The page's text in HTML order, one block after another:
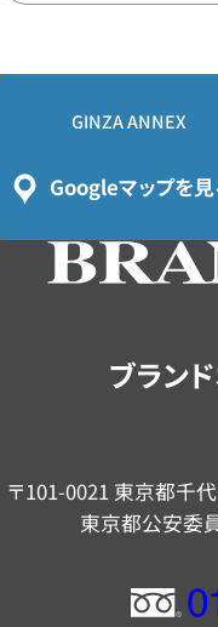
GINZA ANNEX
Googleマップを見
ブラン
〒101-0021 東京都千
東京都公安委
フ